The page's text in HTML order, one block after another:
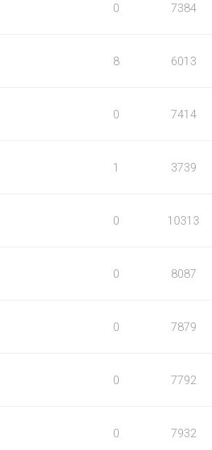
0 7384
8 6013
0 7414
1 3739
0 10313
0 8087
0 7879
0 7792
0 7932